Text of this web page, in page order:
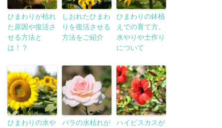
ひまわりが枯れ
た原因や復活さ
せる方法と
は！？
しおれたひまわ
りを復活させる
方法をご紹介
ひまわりの鉢植
えでの育て方。
水やりや土作り
について
ひまわりの水や
バラの水枯れが
ハイビスカスが